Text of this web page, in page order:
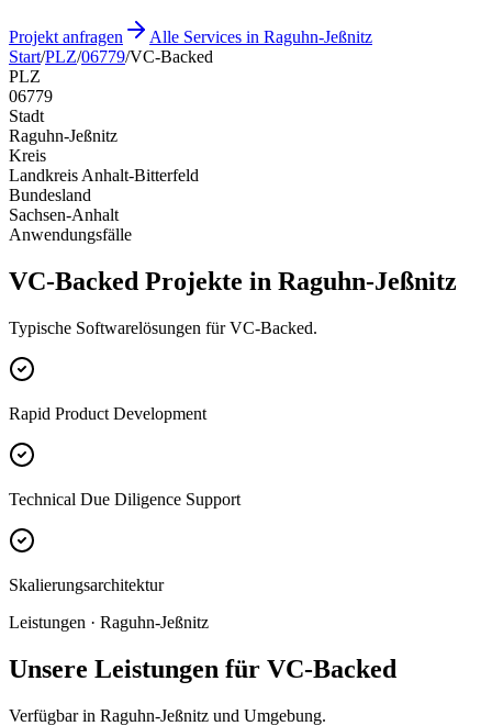
Projekt anfragen
Alle Services in Raguhn-Jeßnitz
Start/PLZ/06779/VC-Backed
PLZ
06779
Stadt
Raguhn-Jeßnitz
Kreis
Landkreis Anhalt-Bitterfeld
Bundesland
Sachsen-Anhalt
Anwendungsfälle
VC-Backed Projekte in Raguhn-Jeßnitz
Typische Softwarelösungen für VC-Backed.
Rapid Product Development
Technical Due Diligence Support
Skalierungsarchitektur
Leistungen · Raguhn-Jeßnitz
Unsere Leistungen für VC-Backed
Verfügbar in Raguhn-Jeßnitz und Umgebung.